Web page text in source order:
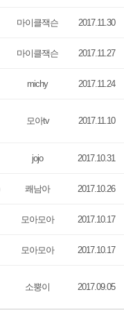
마이클잭슨 2017.11.30
마이클잭슨 2017.11.27
michy 2017.11.24
모아tv 2017.11.10
jojo 2017.10.31
쾌남아 2017.10.26
모아모아 2017.10.17
모아모아 2017.10.17
소뿡이 2017.09.05